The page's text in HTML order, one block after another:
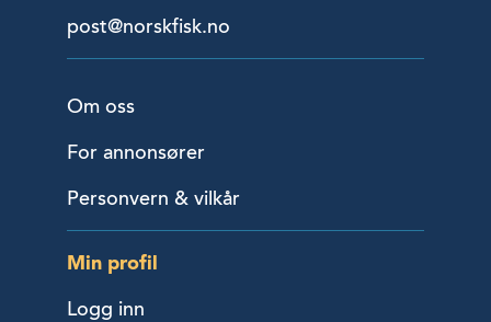
post@norskfisk.no
Om oss
For annonsører
Personvern & vilkår
Min profil
Logg inn